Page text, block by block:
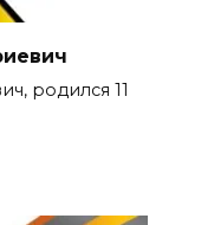
родился 11